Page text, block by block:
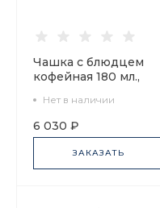
Чашка с блюдцем
кофейная 180 мл.,
рисунок Невские
берега арт.
81.16102.00.1
Нет в наличии
6 030 ₽
ЗАКАЗАТЬ